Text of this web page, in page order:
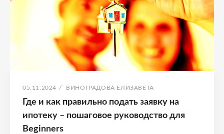
КАБИНЕТ
ПОШАГОВОЕ
РУКОВОДСТВО
ОПУБЛИКОВАНО
05.11.2024 / АВТОР:
ВИНОГРАДОВА ЕЛИЗАВЕТА
Где и как правильно подать заявку на
ипотеку – пошаговое руководство для
Beginners